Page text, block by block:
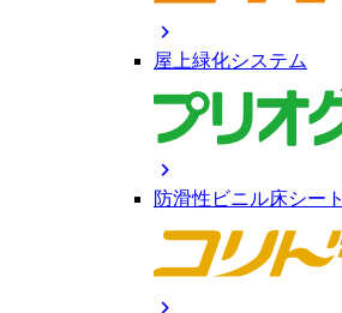
chevron_right
屋上緑化システム
chevron_right
防滑性ビニル床シート